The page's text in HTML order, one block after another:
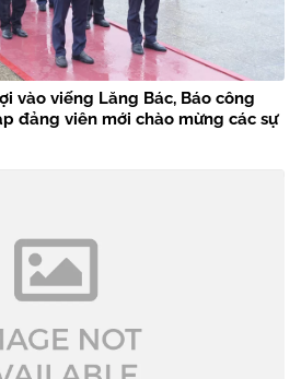
vào viếng Lăng Bác, Báo công
đảng viên mới chào mừng các sự